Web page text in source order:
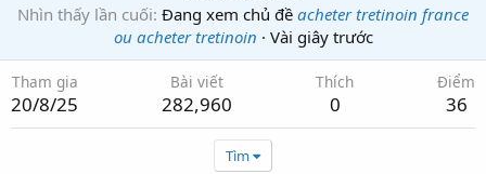
Nhìn thấy lần cuối Đang xem chủ đề acheter tretinoin france
ou acheter tretinoin · Vài giây trước
Tham gia
20/8/25
Bài viết
282,960
Thích
0
Điểm
36
Tìm